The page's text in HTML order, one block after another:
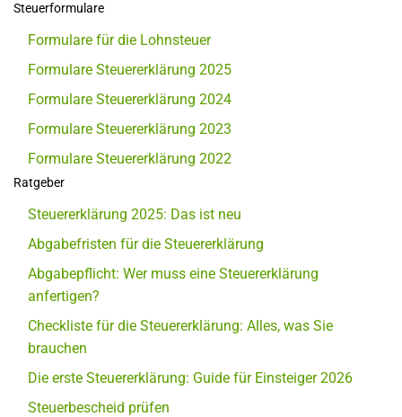
Steuerformulare
Formulare für die Lohnsteuer
Formulare Steuererklärung 2025
Formulare Steuererklärung 2024
Formulare Steuererklärung 2023
Formulare Steuererklärung 2022
Ratgeber
Steuererklärung 2025: Das ist neu
Abgabefristen für die Steuererklärung
Abgabepflicht: Wer muss eine Steuererklärung
anfertigen?
Checkliste für die Steuererklärung: Alles, was Sie
brauchen
Die erste Steuererklärung: Guide für Einsteiger 2026
Steuerbescheid prüfen